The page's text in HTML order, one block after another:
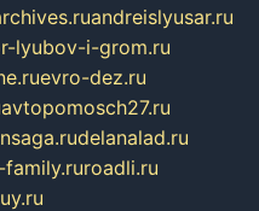
andreislyusar.ru
lyubov-i-grom.ru
evro-dez.ru
avtopomosch27.ru
delanalad.ru
family.ruroadli.ru